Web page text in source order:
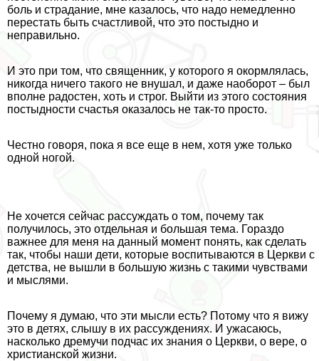
боль и страдание, мне казалось, что надо немедленно
перестать быть счастливой, что это постыдно и
неправильно.
И это при том, что священник, у которого я окормлялась,
никогда ничего такого не внушал, и даже наоборот – был
вполне радостен, хоть и строг. Выйти из этого состояния
постыдности счастья оказалось не так-то просто.
Честно говоря, пока я все еще в нем, хотя уже только
одной ногой.
Не хочется сейчас рассуждать о том, почему так
получилось, это отдельная и большая тема. Гораздо
важнее для меня на данный момент понять, как сделать
так, чтобы наши дети, которые воспитываются в Церкви с
детства, не вышли в большую жизнь с такими чувствами
и мыслями.
Почему я думаю, что эти мысли есть? Потому что я вижу
это в детях, слышу в их рассуждениях. И ужасаюсь,
насколько дремучи подчас их знания о Церкви, о вере, о
христианской жизни.